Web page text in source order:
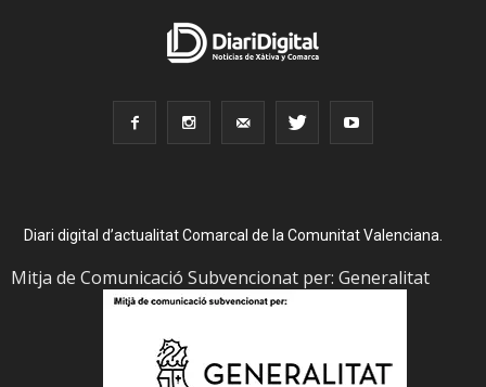
Diari digital d’actualitat Comarcal de la Comunitat Valenciana.
Mitja de Comunicació Subvencionat per: Generalitat